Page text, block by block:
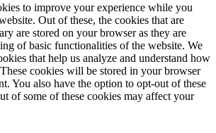
to improve your experience while you
Out of these, the cookies that are
are stored on your browser as they are
of basic functionalities of the website. We
that help us analyze and understand how
cookies will be stored in your browser
You also have the option to opt-out of these
of some of these cookies may affect your